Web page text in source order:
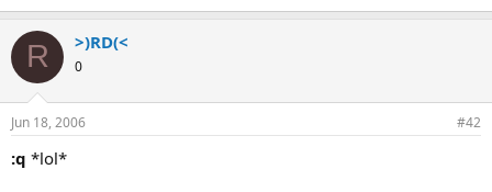
R >)RD(<
0
Jun 18, 2006 #42
:q *lol*